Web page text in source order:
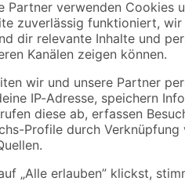
binderholz
2000 x 58 x 38 mm
3,98 €
1,99 € / Meter